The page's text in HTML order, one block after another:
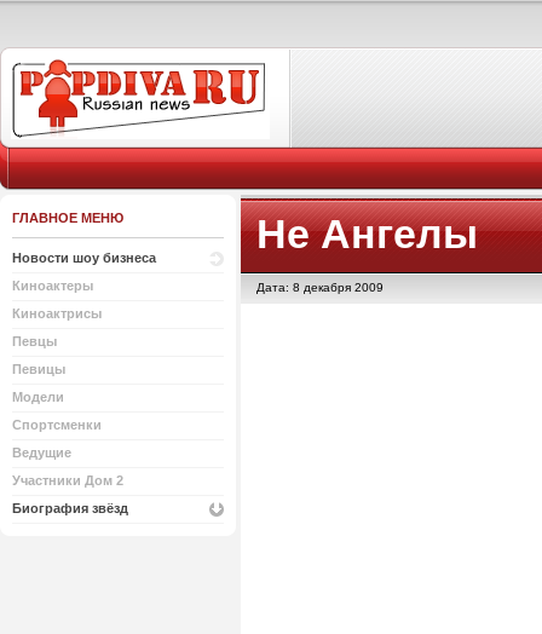
ГЛАВНОЕ МЕНЮ
Новости шоу бизнеса
Киноактеры
Киноактрисы
Певцы
Певицы
Модели
Спортсменки
Ведущие
Участники Дом 2
Биография звёзд
Не Ангелы
Дата: 8 декабря 2009